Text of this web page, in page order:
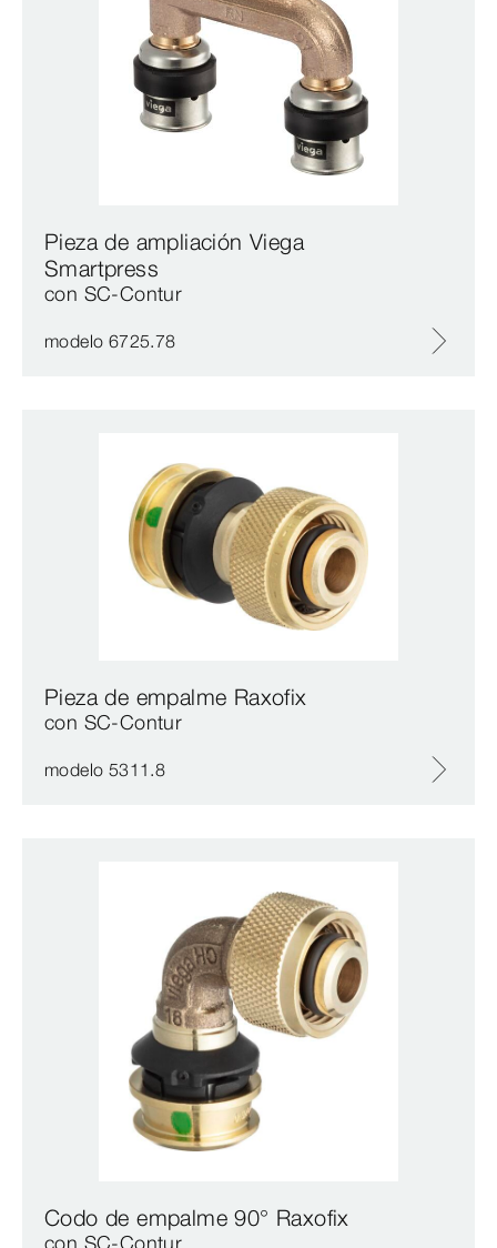
Pieza de ampliación Viega
Smartpress
con SC‑Contur
modelo 6725.78
Pieza de empalme Raxofix
con SC‑Contur
modelo 5311.8
Codo de empalme 90° Raxofix
con SC‑Contur